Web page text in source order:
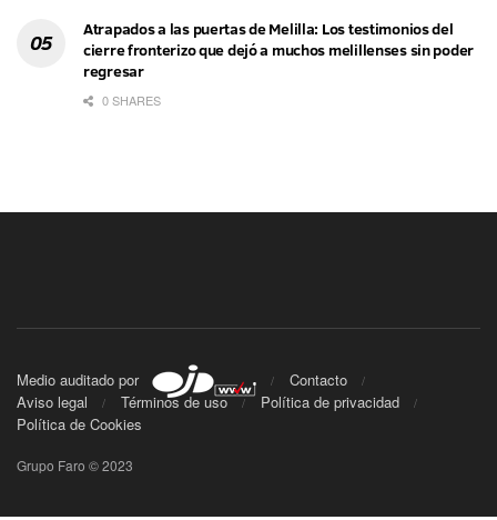
Atrapados a las puertas de Melilla: Los testimonios del
cierre fronterizo que dejó a muchos melillenses sin poder
regresar
0 SHARES
Medio auditado por
Contacto
Aviso legal
Términos de uso
Política de privacidad
Política de Cookies
Grupo Faro © 2023